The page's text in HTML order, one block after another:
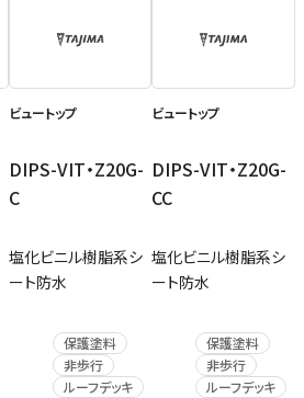
ビュートップ
DIPS-VIT・Z20G-
C
塩化ビニル樹脂系シ
ート防水
保護塗料
非歩行
ルーフデッキ
ビュートップ
DIPS-VIT・Z20G-
CC
塩化ビニル樹脂系シ
ート防水
保護塗料
非歩行
ルーフデッキ